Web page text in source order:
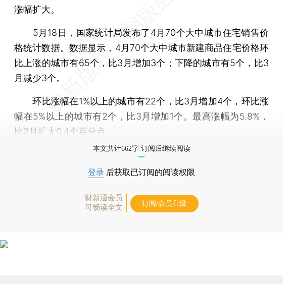
涨幅扩大。
5月18日，国家统计局发布了4月70个大中城市住宅销售价
格统计数据。数据显示，4月70个大中城市新建商品住宅价格环
比上涨的城市有65个，比3月增加3个；下降的城市有5个，比3
月减少3个。
环比涨幅在1%以上的城市有22个，比3月增加4个，环比涨
幅在5%以上的城市有2个，比3月增加1个。最高涨幅为5.8%，
比3月扩大0.4个百分点。
本文共计662字 订阅后继续阅读
登录 后获取已订阅的阅读权限
财新通会员
可畅读全文
订阅/会员升级